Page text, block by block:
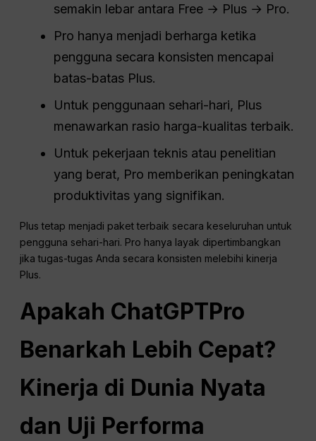
semakin lebar antara Free → Plus → Pro.
Pro hanya menjadi berharga ketika
pengguna secara konsisten mencapai
batas-batas Plus.
Untuk penggunaan sehari-hari, Plus
menawarkan rasio harga-kualitas terbaik.
Untuk pekerjaan teknis atau penelitian
yang berat, Pro memberikan peningkatan
produktivitas yang signifikan.
Plus tetap menjadi paket terbaik secara keseluruhan untuk
pengguna sehari-hari. Pro hanya layak dipertimbangkan
jika tugas-tugas Anda secara konsisten melebihi kinerja
Plus.
Apakah ChatGPTPro
Benarkah Lebih Cepat?
Kinerja di Dunia Nyata
dan Uji Performa